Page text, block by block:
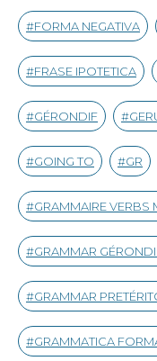
FORMA NEGATIVA
FRASE IPOTETICA
GÉRONDIF
GOING TO GR
GRAMMAIRE VERBS
GRAMMAR
GRAMMAR
GRAMMATICA